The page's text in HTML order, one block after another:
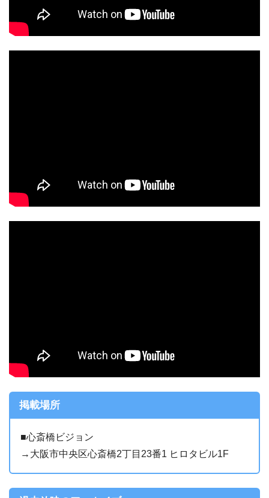
掲載場所
■心斎橋ビジョン
→大阪市中央区心斎橋2丁目23番1 ヒロタビル1F